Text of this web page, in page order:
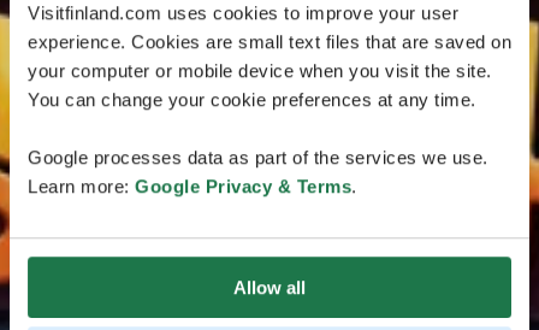
Visitfinland.com uses cookies to improve your user
experience. Cookies are small text files that are saved on
your computer or mobile device when you visit the site.
You can change your cookie preferences at any time.
Google processes data as part of the services we use.
Learn more: Google Privacy & Terms.
Allow all